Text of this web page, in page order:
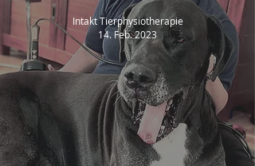
Intakt Tierphysiotherapie
14. Feb. 2023